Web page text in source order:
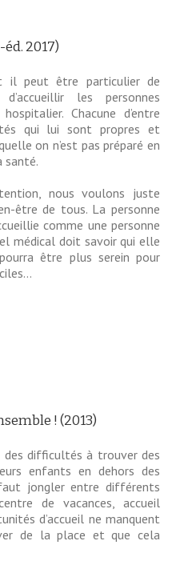
2017)
il peut être particulier de
les personnes
Chacune d’entre
qui lui sont propres et
on n’est pas préparé en
santé.
nous voulons juste
être de tous. La personne
comme une personne
médical doit savoir qui elle
être plus serein pour
! (2013)
difficultés à trouver des
enfants en dehors des
jongler entre différents
de vacances, accueil
d’accueil ne manquent
de la place et que cela